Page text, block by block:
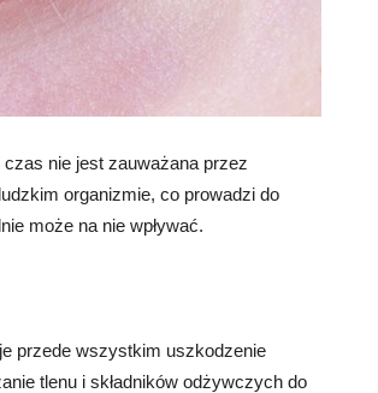
nie jest zauważana przez
organizmie, co prowadzi do
może na nie wpływać.
przede wszystkim uszkodzenie
tlenu i składników odżywczych do